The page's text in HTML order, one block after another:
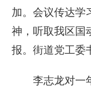
加。会议传达学
神，听取我区国
报。街道党工委
李志龙对一